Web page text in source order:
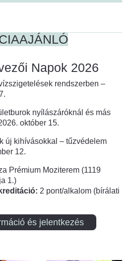
Napok 2026
rendszerben –
nyílászáróknál és más
október 15.
új kihívásokkal – tűzvédelem
12.
Prémium Moziterem (1119
1.)
2 pont/alkalom (bírálati
és jelentkezés